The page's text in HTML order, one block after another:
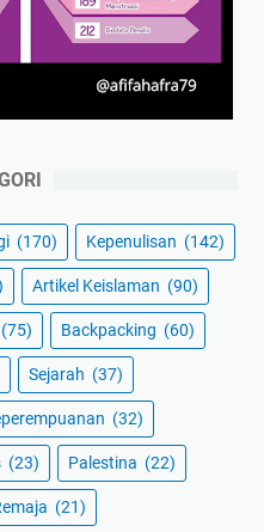
(170) Kepenulisan (142)
Artikel Keislaman (90)
(75) Backpacking (60)
Sejarah (37)
(32)
(23) Palestina (22)
(21)